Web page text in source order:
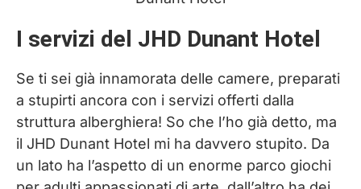
I servizi del JHD Dunant Hotel
Se ti sei già innamorata delle camere, preparati
a stupirti ancora con i servizi offerti dalla
struttura alberghiera! So che l’ho già detto, ma
il JHD Dunant Hotel mi ha davvero stupito. Da
un lato ha l’aspetto di un enorme parco giochi